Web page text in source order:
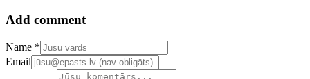
Add comment
Confirm your email address
Name *
Email